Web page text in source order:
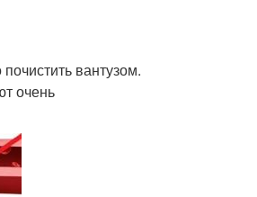
вантузом.
очень